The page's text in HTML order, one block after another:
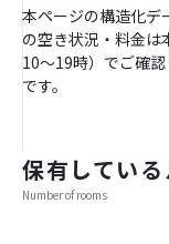
本ページの構造化デ
の空き状況・料金
10〜19時）でご確
です。
保有してい
Number of rooms